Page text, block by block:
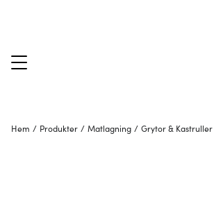
Hem / Produkter / Matlagning / Grytor & Kastruller